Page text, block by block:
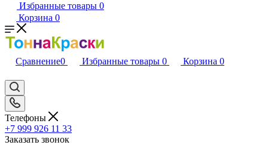
Избранные товары 0
Корзина 0
Сравнение0 Избранные товары 0 Корзина 0
Телефоны
+7 999 926 11 33
Заказать звонок